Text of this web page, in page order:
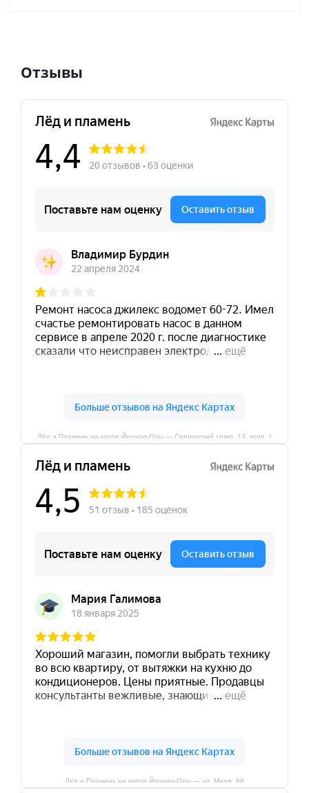
Отзывы
Лёд и Пламень на карте Йошкар‑Олы — Сернурский тракт, 13, корп. 1
Лёд и Пламень на карте Йошкар‑Олы — ул. Мира, 68